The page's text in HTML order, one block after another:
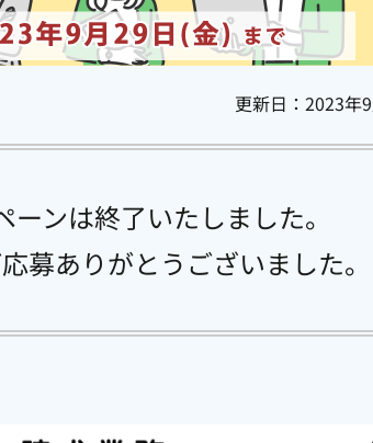
事管理
計算
人税
給与明細配信「PCA Hub 給与明細」
年末調整電子化「PCA Hub 年末調整」
身上申請電子化「PCA Hub 労務管理」
更新日： 2023年
ーンは終了いたしました。
募ありがとうございました。